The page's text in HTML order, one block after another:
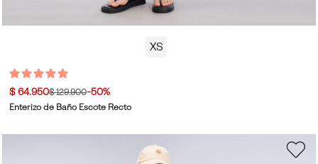
XS
$ 64.950$ 129.900-50%
Enterizo de Baño Escote Recto